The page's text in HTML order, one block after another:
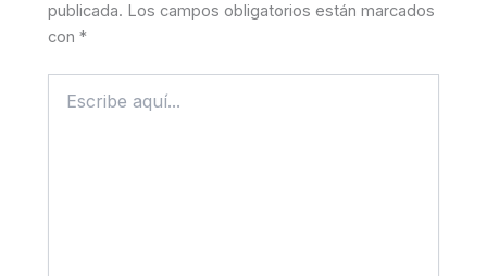
publicada. Los campos obligatorios están marcados
con*
aquí...